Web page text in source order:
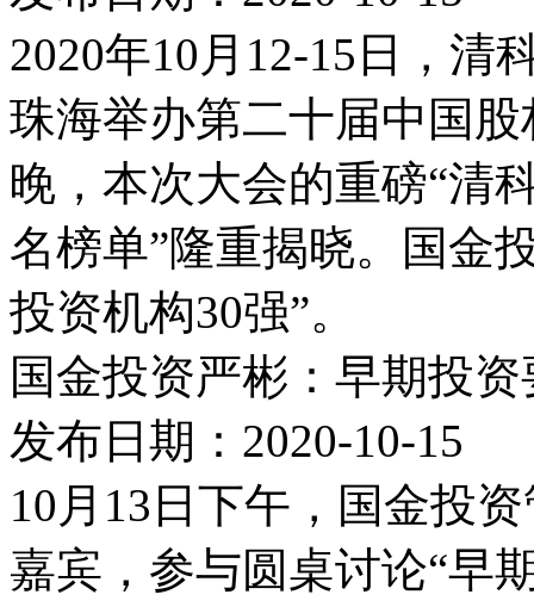
2020年10月12-15日，清
珠海举办第二十届中国
晚，本次大会的重磅“清
名榜单”隆重揭晓。国金
投资机构30强”。
国金投资严彬：早期投
发布日期：2020-10-15
10月13日下午，国金投
嘉宾，参与圆桌讨论“早